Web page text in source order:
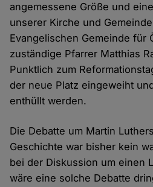
angemessene Größe und
unserer Kirche und
Evangelischen Gemeinde für
zuständige Pfarrer Matthias
Punktlich zum
der neue Platz eingeweiht
enthüllt werden.
Die Debatte um Martin
Geschichte war bisher kein
bei der Diskussion um einen
wäre eine solche Debatte